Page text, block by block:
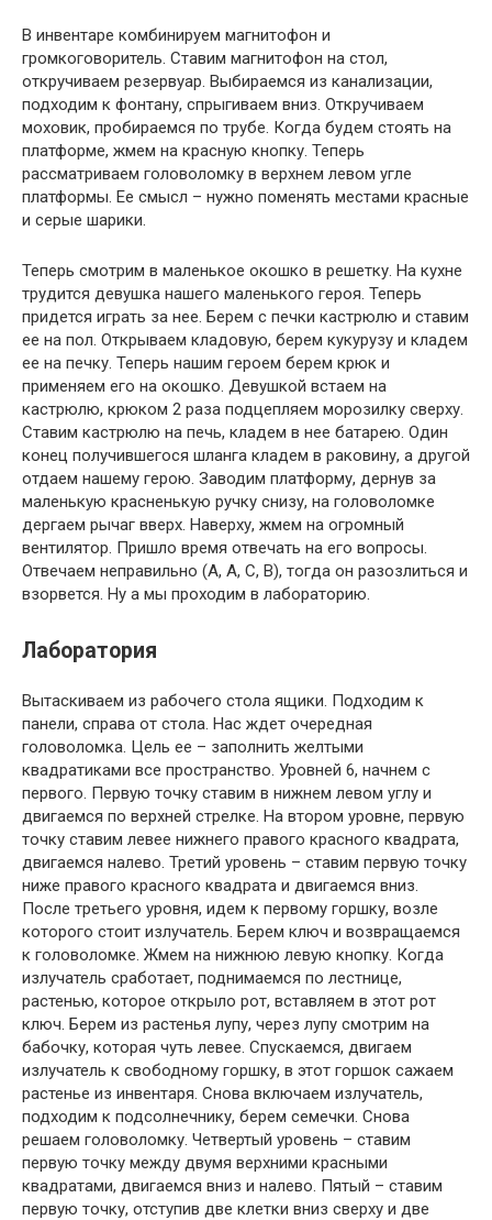
В инвентаре комбинируем магнитофон и
громкоговоритель. Ставим магнитофон на стол,
откручиваем резервуар. Выбираемся из канализации,
подходим к фонтану, спрыгиваем вниз. Откручиваем
моховик, пробираемся по трубе. Когда будем стоять на
платформе, жмем на красную кнопку. Теперь
рассматриваем головоломку в верхнем левом угле
платформы. Ее смысл – нужно поменять местами красные
и серые шарики.
Теперь смотрим в маленькое окошко в решетку. На кухне
трудится девушка нашего маленького героя. Теперь
придется играть за нее. Берем с печки кастрюлю и ставим
ее на пол. Открываем кладовую, берем кукурузу и кладем
ее на печку. Теперь нашим героем берем крюк и
применяем его на окошко. Девушкой встаем на
кастрюлю, крюком 2 раза подцепляем морозилку сверху.
Ставим кастрюлю на печь, кладем в нее батарею. Один
конец получившегося шланга кладем в раковину, а другой
отдаем нашему герою. Заводим платформу, дернув за
маленькую красненькую ручку снизу, на головоломке
дергаем рычаг вверх. Наверху, жмем на огромный
вентилятор. Пришло время отвечать на его вопросы.
Отвечаем неправильно (А, А, С, В), тогда он разозлиться и
взорвется. Ну а мы проходим в лабораторию.
Лаборатория
Вытаскиваем из рабочего стола ящики. Подходим к
панели, справа от стола. Нас ждет очередная
головоломка. Цель ее – заполнить желтыми
квадратиками все пространство. Уровней 6, начнем с
первого. Первую точку ставим в нижнем левом углу и
двигаемся по верхней стрелке. На втором уровне, первую
точку ставим левее нижнего правого красного квадрата,
двигаемся налево. Третий уровень – ставим первую точку
ниже правого красного квадрата и двигаемся вниз.
После третьего уровня, идем к первому горшку, возле
которого стоит излучатель. Берем ключ и возвращаемся
к головоломке. Жмем на нижнюю левую кнопку. Когда
излучатель сработает, поднимаемся по лестнице,
растенью, которое открыло рот, вставляем в этот рот
ключ. Берем из растенья лупу, через лупу смотрим на
бабочку, которая чуть левее. Спускаемся, двигаем
излучатель к свободному горшку, в этот горшок сажаем
растенье из инвентаря. Снова включаем излучатель,
подходим к подсолнечнику, берем семечки. Снова
решаем головоломку. Четвертый уровень – ставим
первую точку между двумя верхними красными
квадратами, двигаемся вниз и налево. Пятый – ставим
первую точку, отступив две клетки вниз сверху и две